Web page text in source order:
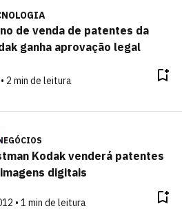
de venda de patentes da
ganha aprovação legal
2 min de leitura
Kodak venderá patentes
digitais
• 1 min de leitura